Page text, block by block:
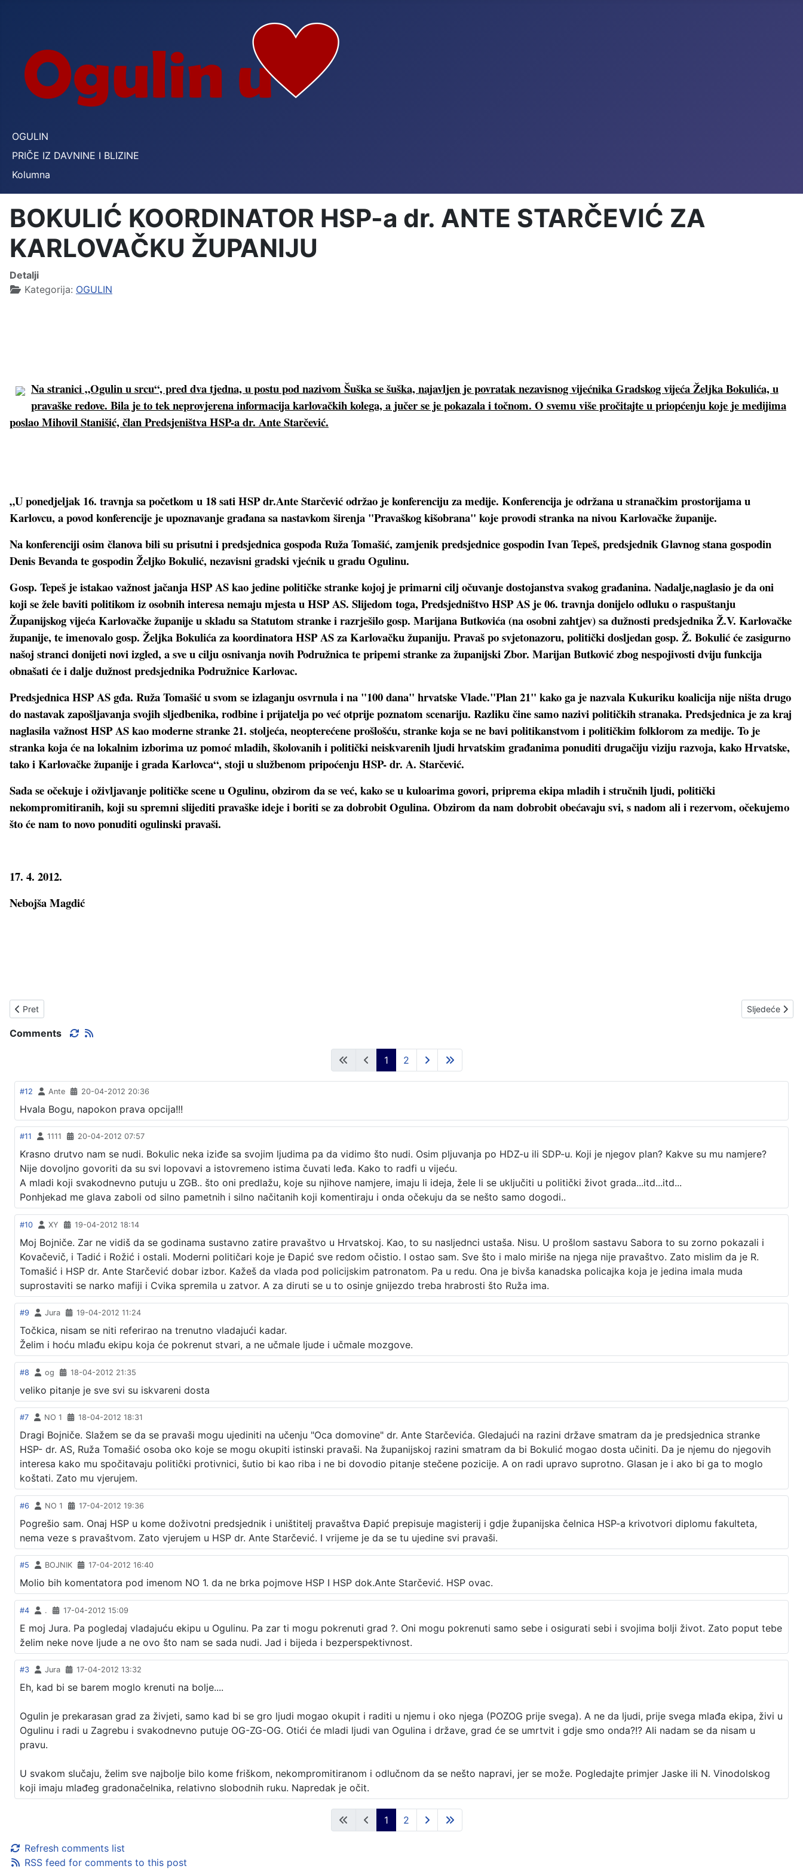
OGULIN
PRIČE IZ DAVNINE I BLIZINE
Kolumna
BOKULIĆ KOORDINATOR HSP-a dr. ANTE STARČEVIĆ ZA
KARLOVAČKU ŽUPANIJU
Detalji
Kategorija: OGULIN
Na stranici „Ogulin u srcu“, pred dva tjedna, u postu pod nazivom Šuška se šuška, najavljen je povratak nezavisnog vijećnika Gradskog vijeća Željka Bokulića, u
pravaške redove. Bila je to tek neprovjerena informacija karlovačkih kolega, a jučer se je pokazala i točnom. O svemu više pročitajte u priopćenju koje je medijima
poslao Mihovil Stanišić, član Predsjeništva HSP-a dr. Ante Starčević.
„U ponedjeljak 16. travnja sa početkom u 18 sati HSP dr.Ante Starčević održao je konferenciju za medije. Konferencija je održana u stranačkim prostorijama u
Karlovcu, a povod konferencije je upoznavanje građana sa nastavkom širenja "Pravaškog kišobrana" koje provodi stranka na nivou Karlovačke županije.
Na konferenciji osim članova bili su prisutni i predsjednica gospođa Ruža Tomašić, zamjenik predsjednice gospodin Ivan Tepeš, predsjednik Glavnog stana gospodin
Denis Bevanda te gospodin Željko Bokulić, nezavisni gradski vjećnik u gradu Ogulinu.
Gosp. Tepeš je istakao važnost jačanja HSP AS kao jedine političke stranke kojoj je primarni cilj očuvanje dostojanstva svakog građanina. Nadalje,naglasio je da oni
koji se žele baviti politikom iz osobnih interesa nemaju mjesta u HSP AS. Slijedom toga, Predsjedništvo HSP AS je 06. travnja donijelo odluku o raspuštanju
Županijskog vijeća Karlovačke županije u skladu sa Statutom stranke i razrješilo gosp. Marijana Butkovića (na osobni zahtjev) sa dužnosti predsjednika Ž.V. Karlovačke
županije, te imenovalo gosp. Željka Bokulića za koordinatora HSP AS za Karlovačku županiju. Pravaš po svjetonazoru, politički dosljedan gosp. Ž. Bokulić će zasigurno
našoj stranci donijeti novi izgled, a sve u cilju osnivanja novih Podružnica te pripemi stranke za županijski Zbor. Marijan Butković zbog nespojivosti dviju funkcija
obnašati će i dalje dužnost predsjednika Podružnice Karlovac.
Predsjednica HSP AS gđa. Ruža Tomašić u svom se izlaganju osvrnula i na "100 dana" hrvatske Vlade."Plan 21" kako ga je nazvala Kukuriku koalicija nije ništa drugo
do nastavak zapošljavanja svojih sljedbenika, rodbine i prijatelja po već otprije poznatom scenariju. Razliku čine samo nazivi političkih stranaka. Predsjednica je za kraj
naglasila važnost HSP AS kao moderne stranke 21. stoljeća, neopterećene prošlošću, stranke koja se ne bavi politikanstvom i političkim folklorom za medije. To je
stranka koja će na lokalnim izborima uz pomoć mladih, školovanih i politički neiskvarenih ljudi hrvatskim građanima ponuditi drugačiju viziju razvoja, kako Hrvatske,
tako i Karlovačke županije i grada Karlovca“, stoji u službenom pripoćenju HSP- dr. A. Starčević.
Sada se očekuje i oživljavanje političke scene u Ogulinu, obzirom da se već, kako se u kuloarima govori, priprema ekipa mladih i stručnih ljudi, politički
nekompromitiranih, koji su spremni slijediti pravaške ideje i boriti se za dobrobit Ogulina. Obzirom da nam dobrobit obećavaju svi, s nadom ali i rezervom, očekujemo
što će nam to novo ponuditi ogulinski pravaši.
17. 4. 2012.
Nebojša Magdić
Prethodni članak: KONVENCIJA SDP-a
Pret Sljedeći
Sljedeće
Comments
1 2
#12 Ante 20-04-2012 20:36
Hvala Bogu, napokon prava opcija!!!
#11 1111 20-04-2012 07:57
Krasno drutvo nam se nudi. Bokulic neka iziđe sa svojim ljudima pa da vidimo što nudi. Osim pljuvanja po HDZ-u ili SDP-u. Koji je njegov plan? Kakve su mu namjere?
Nije dovoljno govoriti da su svi lopovavi a istovremeno istima čuvati leđa. Kako to radfi u vijeću.
A mladi koji svakodnevno putuju u ZGB.. što oni predlažu, koje su njihove namjere, imaju li ideja, žele li se uključiti u politički život grada...itd...itd...
Ponhjekad me glava zaboli od silno pametnih i silno načitanih koji komentiraju i onda očekuju da se nešto samo dogodi..
#10 XY 19-04-2012 18:14
Moj Bojniče. Zar ne vidiš da se godinama sustavno zatire pravaštvo u Hrvatskoj. Kao, to su nasljednci ustaša. Nisu. U prošlom sastavu Sabora to su zorno pokazali i
Kovačevič, i Tadić i Rožić i ostali. Moderni političari koje je Đapić sve redom očistio. I ostao sam. Sve što i malo miriše na njega nije pravaštvo. Zato mislim da je R.
Tomašić i HSP dr. Ante Starčević dobar izbor. Kažeš da vlada pod policijskim patronatom. Pa u redu. Ona je bivša kanadska policajka koja je jedina imala muda
suprostaviti se narko mafiji i Cvika spremila u zatvor. A za diruti se u to osinje gnijezdo treba hrabrosti što Ruža ima.
#9 Jura 19-04-2012 11:24
Točkica, nisam se niti referirao na trenutno vladajući kadar.
Želim i hoću mlađu ekipu koja će pokrenut stvari, a ne učmale ljude i učmale mozgove.
#8 og 18-04-2012 21:35
veliko pitanje je sve svi su iskvareni dosta
#7 NO 1 18-04-2012 18:31
Dragi Bojniče. Slažem se da se pravaši mogu ujediniti na učenju "Oca domovine" dr. Ante Starčevića. Gledajući na razini države smatram da je predsjednica stranke
HSP- dr. AS, Ruža Tomašić osoba oko koje se mogu okupiti istinski pravaši. Na županijskoj razini smatram da bi Bokulić mogao dosta učiniti. Da je njemu do njegovih
interesa kako mu spočitavaju politički protivnici, šutio bi kao riba i ne bi dovodio pitanje stečene pozicije. A on radi upravo suprotno. Glasan je i ako bi ga to moglo
koštati. Zato mu vjerujem.
#6 NO 1 17-04-2012 19:36
Pogrešio sam. Onaj HSP u kome doživotni predsjednik i uništitelj pravaštva Đapić prepisuje magisterij i gdje županijska čelnica HSP-a krivotvori diplomu fakulteta,
nema veze s pravaštvom. Zato vjerujem u HSP dr. Ante Starčević. I vrijeme je da se tu ujedine svi pravaši.
#5 BOJNIK 17-04-2012 16:40
Molio bih komentatora pod imenom NO 1. da ne brka pojmove HSP I HSP dok.Ante Starčević. HSP ovac.
#4 . 17-04-2012 15:09
E moj Jura. Pa pogledaj vladajuću ekipu u Ogulinu. Pa zar ti mogu pokrenuti grad ?. Oni mogu pokrenuti samo sebe i osigurati sebi i svojima bolji život. Zato poput tebe
želim neke nove ljude a ne ovo što nam se sada nudi. Jad i bijeda i bezperspektivnost.
#3 Jura 17-04-2012 13:32
Eh, kad bi se barem moglo krenuti na bolje....
Ogulin je prekarasan grad za živjeti, samo kad bi se gro ljudi mogao okupit i raditi u njemu i oko njega (POZOG prije svega). A ne da ljudi, prije svega mlađa ekipa, živi u
Ogulinu i radi u Zagrebu i svakodnevno putuje OG-ZG-OG. Otići će mladi ljudi van Ogulina i države, grad će se umrtvit i gdje smo onda?!? Ali nadam se da nisam u
pravu.
U svakom slučaju, želim sve najbolje bilo kome friškom, nekompromitiranom i odlučnom da se nešto napravi, jer se može. Pogledajte primjer Jaske ili N. Vinodolskog
koji imaju mlađeg gradonačelnika, relativno slobodnih ruku. Napredak je očit.
1 2
Refresh comments list
RSS feed for comments to this post